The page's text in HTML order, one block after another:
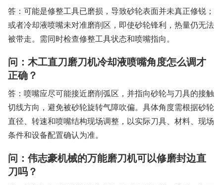
答：可能是修整工具已磨损，导致砂轮表面并未真正修锐；
或者冷却液喷嘴未对准磨削区，即使砂轮锋利，热量仍无法
被带走。需同时检查修整工具状态和喷嘴指向。
问：木工直刀磨刀机冷却液喷嘴角度怎么调才
正确？
答：喷嘴应尽可能接近磨削弧区，并指向砂轮与刀具的接触
切线方向，避免被砂轮旋转气障吹偏。具体角度需根据砂轮
直径、转速和喷嘴结构现场调整，以实际刀具、材料、现场
条件和设备配置确认为准。
问：伟志豪机械的万能磨刀机可以修磨封边直
刀吗？